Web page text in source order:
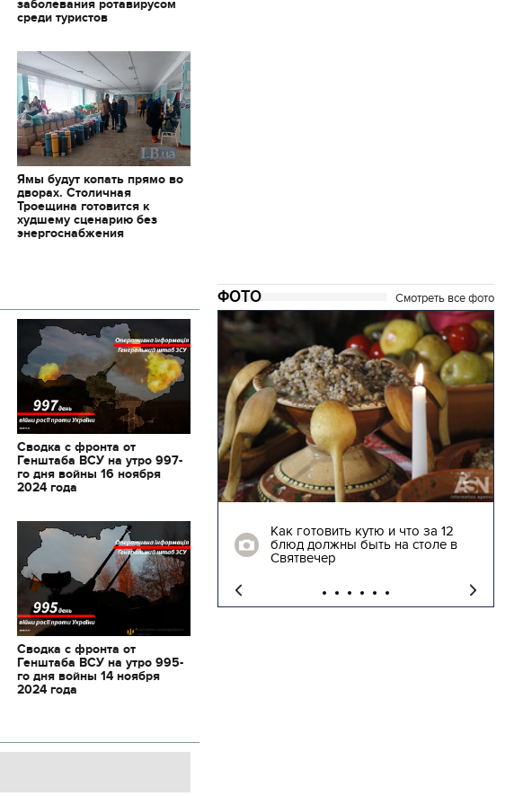
заболевания ротавирусом
среди туристов
Ямы будут копать прямо во
дворах. Столичная
Троещина готовится к
худшему сценарию без
энергоснабжения
Сводка с фронта от
Генштаба ВСУ на утро 997-
го дня войны 16 ноября
2024 года
Сводка с фронта от
Генштаба ВСУ на утро 995-
го дня войны 14 ноября
2024 года
ФОТО Смотреть все фото
Как готовить кутю и что за 12
блюд должны быть на столе в
Святвечер
Возвращение на Родину. Самые
трогательные кадры встречи
освобожденных заложников